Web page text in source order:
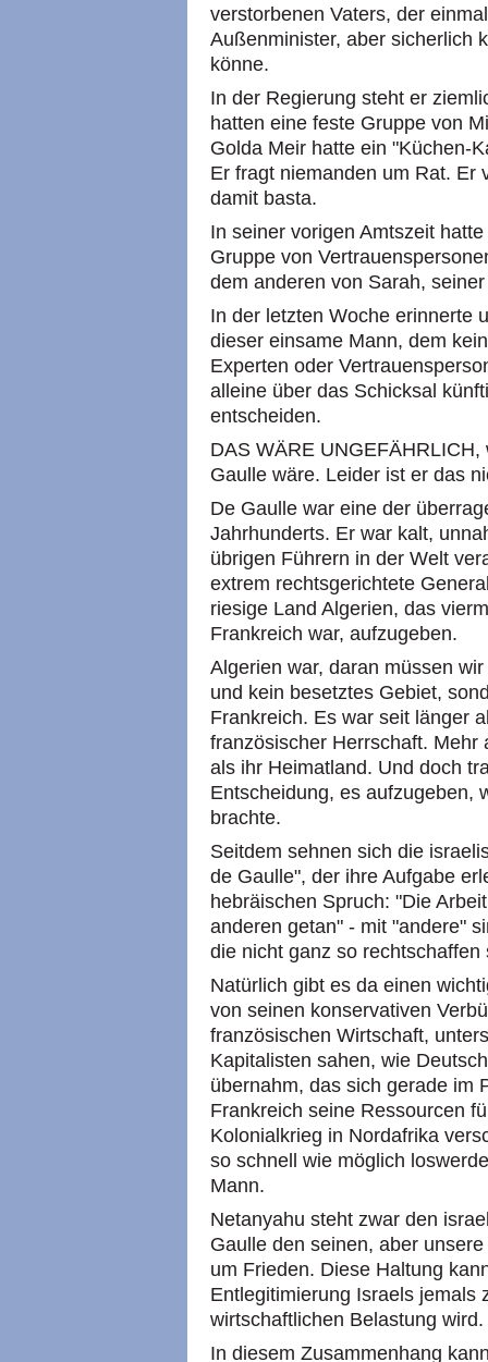
verstorbenen Vaters, der
Außenminister, aber sicherlich
könne.
In der Regierung steht er
hatten eine feste Gruppe von
Golda Meir hatte ein "Küchen-
Er fragt niemanden um Rat. Er
damit basta.
In seiner vorigen Amtszeit
Gruppe von
dem anderen von Sarah,
In der letzten Woche erinnerte
dieser einsame Mann, dem
Experten oder
alleine über das Schicksal
entscheiden.
DAS WÄRE
Gaulle wäre. Leider ist er das
De Gaulle war eine der
Jahrhunderts. Er war kalt,
übrigen Führern in der Welt
extrem rechtsgerichtete
riesige Land Algerien, das
Frankreich war, aufzugeben.
Algerien war, daran müssen
und kein besetztes Gebiet,
Frankreich. Es war seit länger
französischer Herrschaft.
als ihr Heimatland. Und doch
Entscheidung, es aufzugeben,
brachte.
Seitdem sehnen sich die
de Gaulle", der ihre Aufgabe
hebräischen Spruch: "Die
anderen getan" - mit "andere"
die nicht ganz so rechtschaffen
Natürlich gibt es da einen
von seinen konservativen
französischen Wirtschaft,
Kapitalisten sahen, wie
übernahm, das sich gerade im
Frankreich seine Ressourcen
Kolonialkrieg in Nordafrika
so schnell wie möglich
Mann.
Netanyahu steht zwar den
Gaulle den seinen, aber
um Frieden. Diese Haltung
Entlegitimierung Israels jemals
wirtschaftlichen Belastung wird.
In diesem Zusammenhang